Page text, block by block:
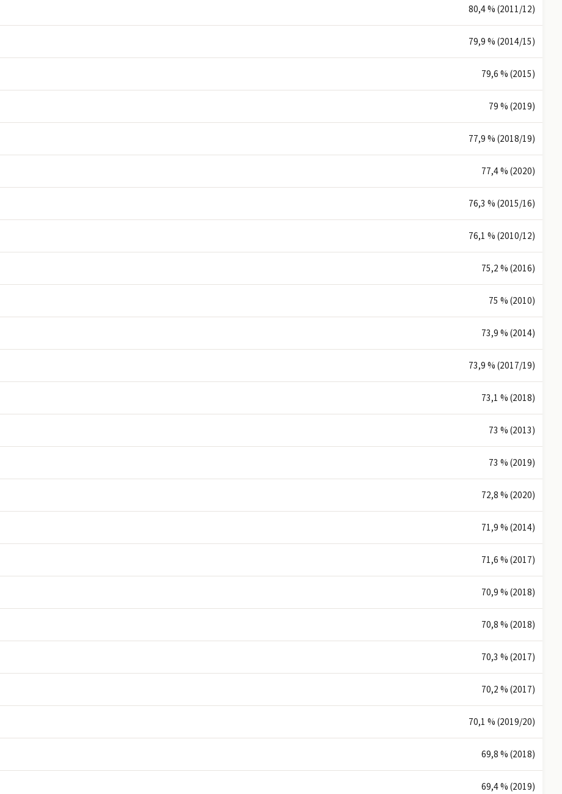
80,4 % (2011/12)
79,9 % (2014/15)
79,6 % (2015)
79 % (2019)
77,9 % (2018/19)
77,4 % (2020)
76,3 % (2015/16)
76,1 % (2010/12)
75,2 % (2016)
75 % (2010)
73,9 % (2014)
73,9 % (2017/19)
73,1 % (2018)
73 % (2013)
73 % (2019)
72,8 % (2020)
71,9 % (2014)
71,6 % (2017)
70,9 % (2018)
70,8 % (2018)
70,3 % (2017)
70,2 % (2017)
70,1 % (2019/20)
69,8 % (2018)
69,4 % (2019)